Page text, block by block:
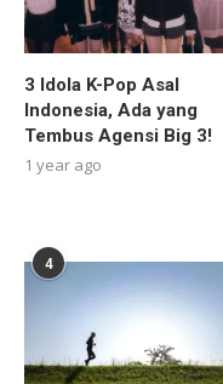
3 Idola K-Pop Asal
Indonesia, Ada yang
Tembus Agensi Big 3!
1 year ago
4